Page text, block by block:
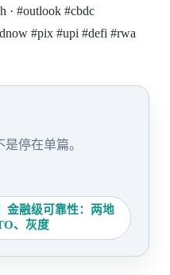
· #outlook #cbdc
#pix #upi #defi #rwa
停在单篇。
金融级可靠性：两地
、灰度